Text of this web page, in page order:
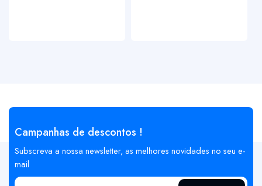
Campanhas de descontos !
Subscreva a nossa newsletter, as melhores novidades no seu e-
mail